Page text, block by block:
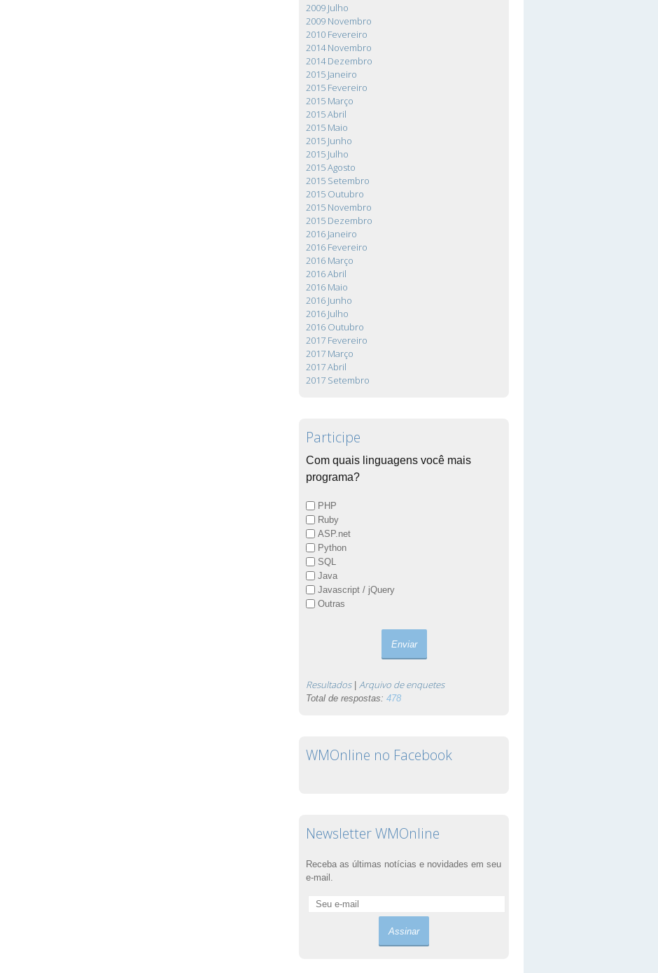
2009 Julho
2009 Novembro
2010 Fevereiro
2014 Novembro
2014 Dezembro
2015 Janeiro
2015 Fevereiro
2015 Março
2015 Abril
2015 Maio
2015 Junho
2015 Julho
2015 Agosto
2015 Setembro
2015 Outubro
2015 Novembro
2015 Dezembro
2016 Janeiro
2016 Fevereiro
2016 Março
2016 Abril
2016 Maio
2016 Junho
2016 Julho
2016 Outubro
2017 Fevereiro
2017 Março
2017 Abril
2017 Setembro
Participe
Com quais linguagens você mais
programa?
PHP
Ruby
ASP.net
Python
SQL
Java
Javascript / jQuery
Outras
Resultados| Arquivo de enquetes
Total de respostas: 478
WMOnline no Facebook
Newsletter WMOnline
Receba as últimas notícias e novidades em seu
e-mail.